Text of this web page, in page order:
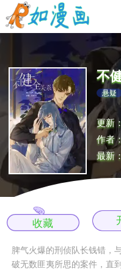
不
悬疑
更新
作者
最新
收藏
脾气火爆的刑侦队长钱错，
破无数匪夷所思的案件，